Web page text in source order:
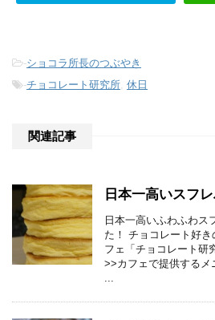
-ショコラ所長のつぶやき
-チョコレート研究所, 休日
関連記事
日本一高いスフ
日本一高いふわふわス
た！ チョコレート好
フェ「チョコレート研
>>カフェで提供するメ
...